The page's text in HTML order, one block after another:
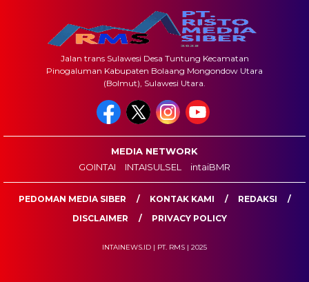
Jalan trans Sulawesi Desa Tuntung Kecamatan
Pinogaluman Kabupaten Bolaang Mongondow Utara
(Bolmut), Sulawesi Utara.
MEDIA NETWORK
GOINTAI
INTAISULSEL intaiBMR
PEDOMAN MEDIA SIBER KONTAK KAMI
REDAKSI
DISCLAIMER
PRIVACY POLICY
INTAINEWS.ID | PT. RMS | 2025